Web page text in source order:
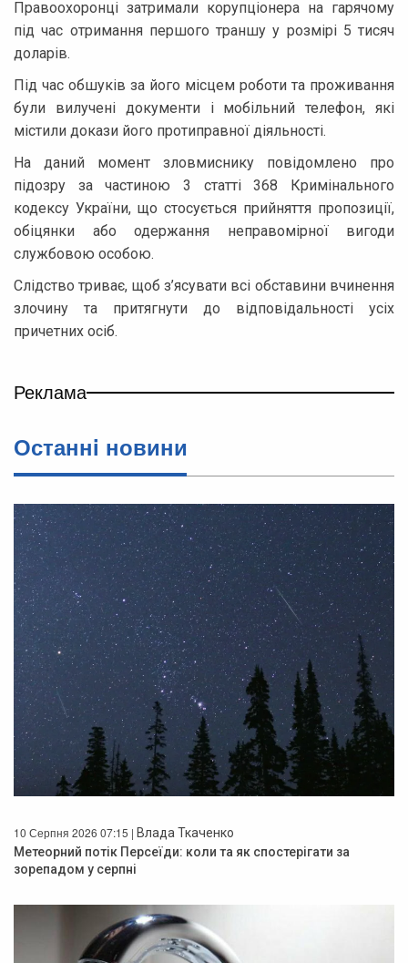
Правоохоронці затримали корупціонера на гарячому
під час отримання першого траншу у розмірі 5 тисяч
доларів.
Під час обшуків за його місцем роботи та проживання
були вилучені документи і мобільний телефон, які
містили докази його протиправної діяльності.
На даний момент зловмиснику повідомлено про
підозру за частиною 3 статті 368 Кримінального
кодексу України, що стосується прийняття пропозиції,
обіцянки або одержання неправомірної вигоди
службовою особою.
Слідство триває, щоб з’ясувати всі обставини вчинення
злочину та притягнути до відповідальності усіх
причетних осіб.
Реклама
Останнi новини
10 Серпня 2026 07:15 | Влада Ткаченко
Метеорний потік Персеїди: коли та як спостерігати за
зорепадом у серпні